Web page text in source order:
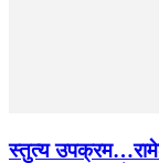
स्तुत्य